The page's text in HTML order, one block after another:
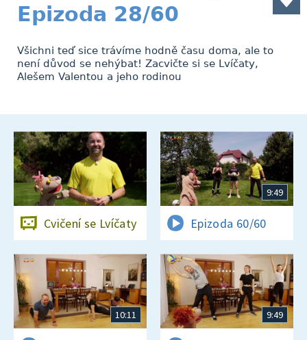
Epizoda 28/60
Všichni teď sice trávíme hodně času doma, ale to
není důvod se nehýbat! Zacvičte si se Lvíčaty,
Alešem Valentou a jeho rodinou
Cvičení se Lvíčaty
9:49
Epizoda 60/60
10:11 9:49